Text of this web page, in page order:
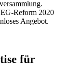
Reform 2020
Angebot.
für